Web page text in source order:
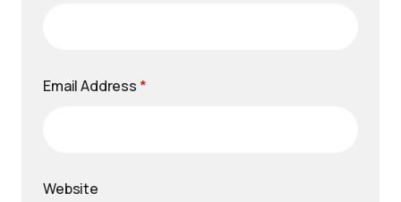
Email Address *
Website